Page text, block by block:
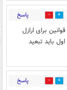
0 پاسخ
قوانین برای ارازل
باید تبعید
0 پاسخ